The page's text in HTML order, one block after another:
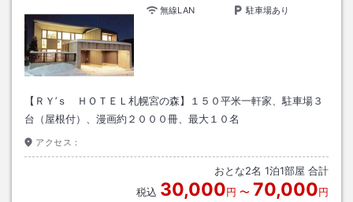
無線LAN
駐車場あり
【ＲＹ’ｓ ＨＯＴＥＬ札幌宮の森】１５０平米一軒家、駐車場３
台（屋根付）、漫画約２０００冊、最大１０名
アクセス：
おとな2名 1泊1部屋 合計
税込 30,000円 〜 70,000円